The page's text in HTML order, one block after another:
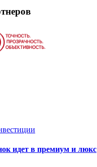
идет в премиум и люкс